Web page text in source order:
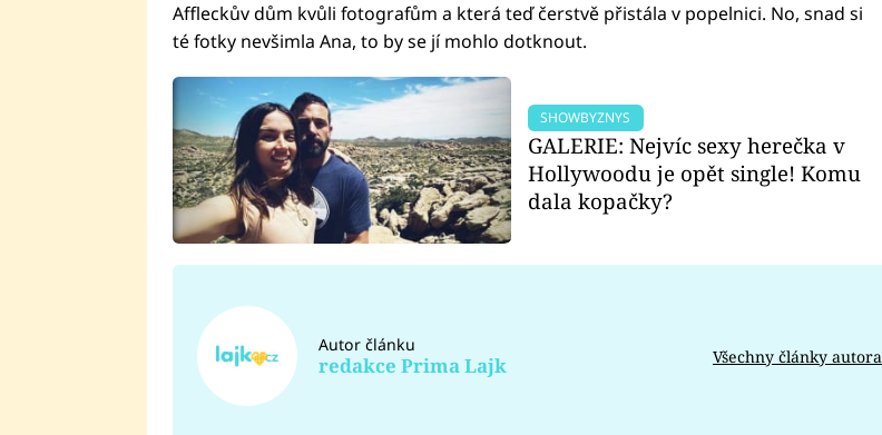
Affleckův dům kvůli fotografům a která teď čerstvě přistála v popelnici. No, snad si
té fotky nevšimla Ana, to by se jí mohlo dotknout.
SHOWBYZNYS
GALERIE: Nejvíc sexy herečka v
Hollywoodu je opět single! Komu
dala kopačky?
Autor článku
redakce Prima Lajk Všechny články autora